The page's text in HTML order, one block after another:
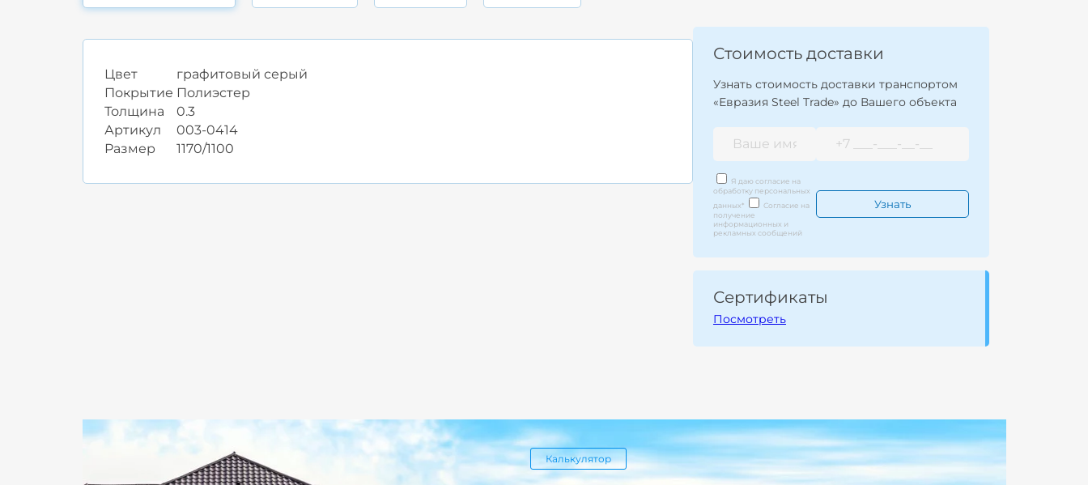
Цвет
графитовый серый
Покрытие Полиэстер
Толщина
0.3
Артикул
003-0414
Размер
1170/1100
Стоимость доставки
Узнать стоимость доставки транспортом
«Евразия Steel Trade» до Вашего объекта
Я даю согласие на
обработку персональных
данных*
Согласие на
получение
информационных и
рекламных сообщений
Сертификаты
Посмотреть
Калькулятор